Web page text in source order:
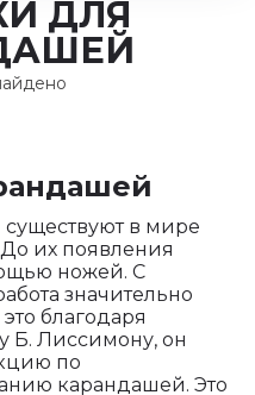
ДЛЯ
в мире
их появления
ножей. С
значительно
благодаря
Б. Лиссимону, он
по
карандашей. Это